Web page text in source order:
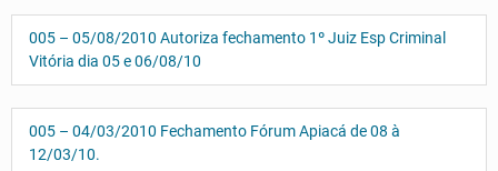
005 – 05/08/2010 Autoriza fechamento 1º Juiz Esp Criminal
Vitória dia 05 e 06/08/10
005 – 04/03/2010 Fechamento Fórum Apiacá de 08 à
12/03/10.